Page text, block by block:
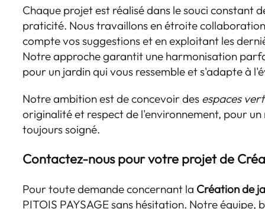
Chaque projet est réalisé dans le souci constant
praticité. Nous travaillons en étroite
compte vos suggestions et en exploitant les
Notre approche garantit une harmonisation
pour un jardin qui vous ressemble et s'adapte à
Notre ambition est de concevoir des espaces
originalité et respect de l'environnement, pour
toujours soigné.
Contactez-nous pour votre projet de
Pour toute demande concernant la Création de
PITOIS PAYSAGE sans hésitation. Notre équipe,